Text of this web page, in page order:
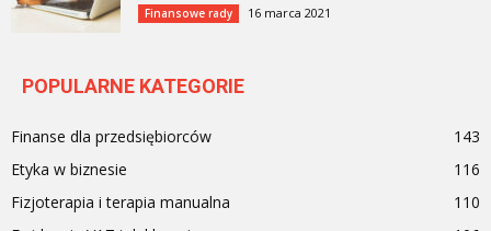
Finansowe rady 16 marca 2021
POPULARNE KATEGORIE
Finanse dla przedsiębiorców
143
Etyka w biznesie
116
Fizjoterapia i terapia manualna
110